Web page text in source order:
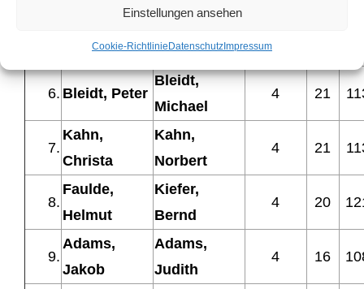
Einstellungen ansehen
Cookie-Richtlinie Datenschutz Impressum
Claus
Paul
6. Bleidt, Peter
Bleidt,
Michael
4 21
7.
Kahn,
Christa
Kahn,
Norbert
4 21
8.
Faulde,
Helmut
Kiefer,
Bernd
4 20
9.
Adams,
Jakob
Adams,
Judith
4 16